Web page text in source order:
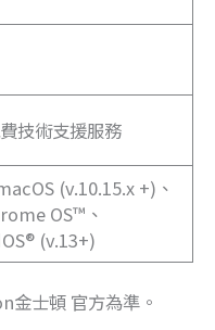
技術支援服務
(v.10.15.x +)、
OS™、
(v.13+)
士頓 官方為準。